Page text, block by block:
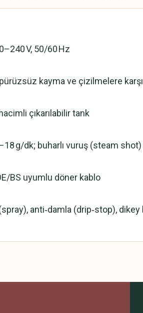
V, 50/60 Hz
kayma ve çizilmelere karşı
çıkarılabilir tank
g/dk; buharlı vuruş (steam
BS uyumlu döner kablo
anti‑damla (drip‑stop), dikey